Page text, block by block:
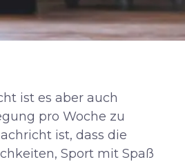
ist es aber auch
pro Woche zu
ist, dass die
Sport mit Spaß